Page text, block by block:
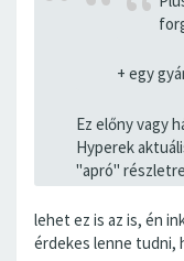
+ egy
Ez előny vagy
Hyperek
"apró"
lehet ez is az is, én
érdekes lenne tudni,